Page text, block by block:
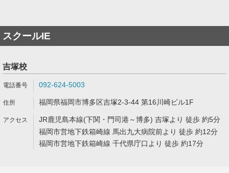
スクールIE
吉塚校
092-624-5003
福岡県福岡市博多区吉塚2-3-44 第16川崎ビル1F
JR鹿児島本線(下関・門司港～博多) 吉塚より 徒歩 約5分
福岡市営地下鉄箱崎線 馬出九大病院前より 徒歩 約12分
福岡市営地下鉄箱崎線 千代県庁口より 徒歩 約17分